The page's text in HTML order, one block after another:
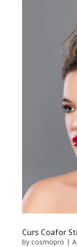
Curs Coafor
by cosmopro |